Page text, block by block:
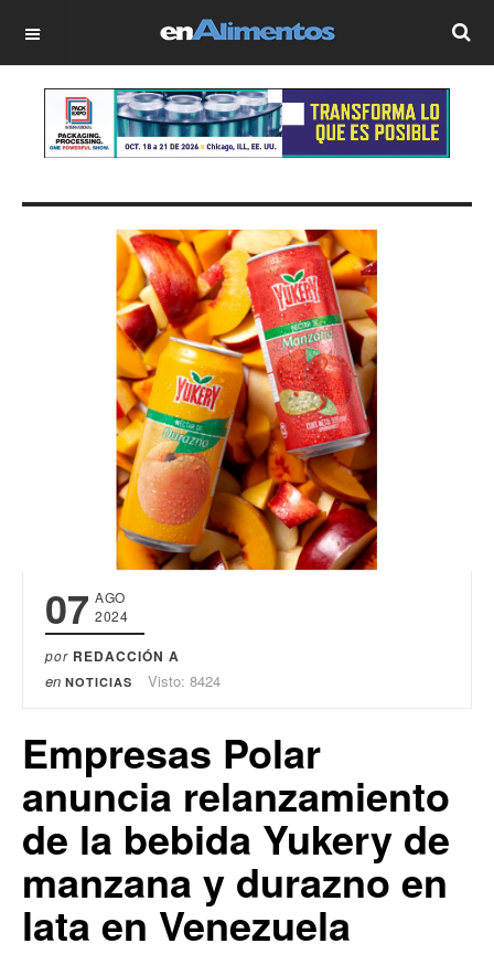
OFF CANVAS
07 AGO
2024
por REDACCIÓN A
en NOTICIAS Visto: 8424
Empresas Polar
anuncia relanzamiento
de la bebida Yukery de
manzana y durazno en
lata en Venezuela